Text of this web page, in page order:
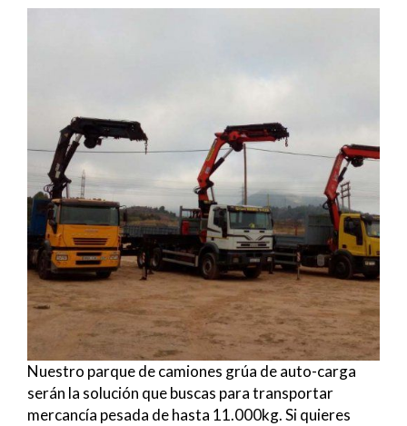
Nuestro parque de camiones grúa de auto-carga
serán la solución que buscas para transportar
mercancía pesada de hasta 11.000kg. Si quieres